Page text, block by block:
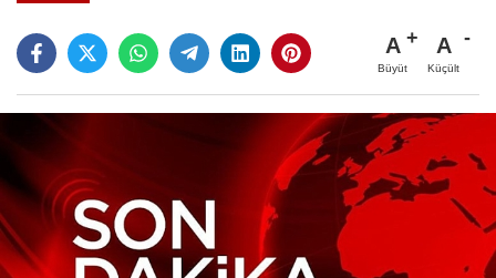
A
Büyüt
A
Küçült